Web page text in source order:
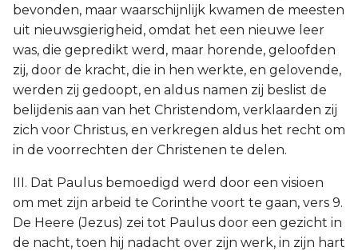
bevonden, maar waarschijnlijk kwamen de meesten
uit nieuwsgierigheid, omdat het een nieuwe leer
was, die gepredikt werd, maar horende, geloofden
zij, door de kracht, die in hen werkte, en gelovende,
werden zij gedoopt, en aldus namen zij beslist de
belijdenis aan van het Christendom, verklaarden zij
zich voor Christus, en verkregen aldus het recht om
in de voorrechten der Christenen te delen.
III. Dat Paulus bemoedigd werd door een visioen
om met zijn arbeid te Corinthe voort te gaan, vers 9.
De Heere (Jezus) zei tot Paulus door een gezicht in
de nacht, toen hij nadacht over zijn werk, in zijn hart